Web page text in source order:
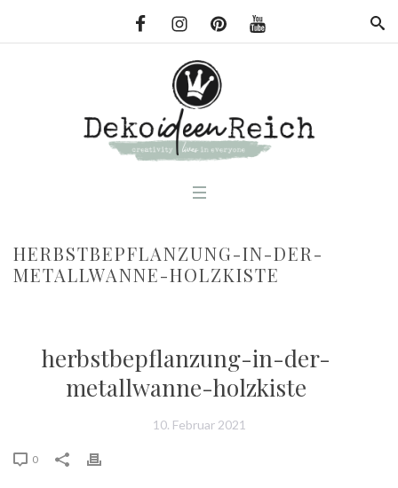
HERBSTBEPFLANZUNG-IN-DER-
METALLWANNE-HOLZKISTE
herbstbepflanzung-in-der-
metallwanne-holzkiste
10. Februar 2021
0